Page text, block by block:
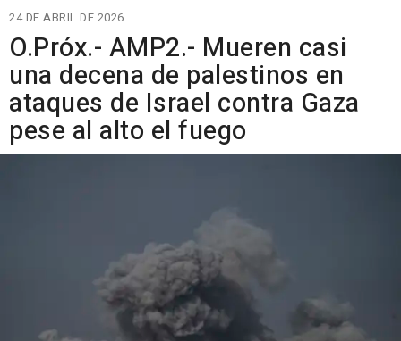
24 DE ABRIL DE 2026
O.Próx.- AMP2.- Mueren casi
una decena de palestinos en
ataques de Israel contra Gaza
pese al alto el fuego